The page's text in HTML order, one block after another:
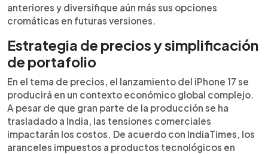
anteriores y diversifique aún más sus opciones
cromáticas en futuras versiones.
Estrategia de precios y simplificación
de portafolio
En el tema de precios, el lanzamiento del iPhone 17 se
producirá en un contexto económico global complejo.
A pesar de que gran parte de la producción se ha
trasladado a India, las tensiones comerciales
impactarán los costos. De acuerdo con IndiaTimes, los
aranceles impuestos a productos tecnológicos en